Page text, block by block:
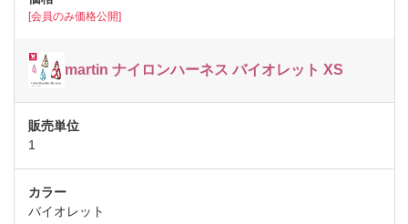
[会員のみ価格公開]
martin ナイロンハーネス バイオレット XS
1
バイオレット